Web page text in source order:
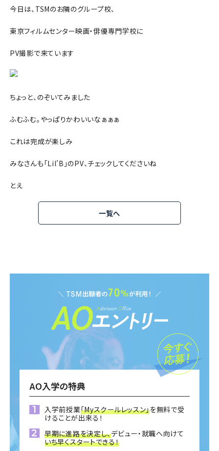
今日は、TSMのお隣のグループ校、
東京フィルムセンター映画・俳優専門学校に
PV撮影で来ています
ちょっと、のぞいてみました
ふむふむ。やっぱりかわいいなぁぁぁ
これは完成が楽しみ
みなさんも「Lil’B」のPV、チェックしてくださいね
とえ
一覧へ
AO入学の特典
入学前授業「Myスクールレッスン」を無料で受
けることが出来る！
早期に進路を決定し、デビュー・就職へ向けて
いち早くスタートできる！